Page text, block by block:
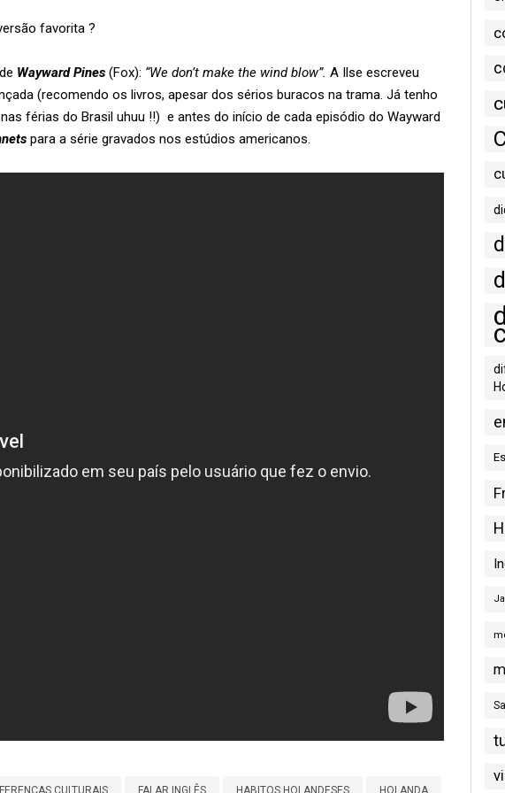
favorita ?
Wayward Pines (Fox): “We don’t make the wind blow”. A Ilse escreveu
(recomendo os livros, apesar dos sérios buracos na trama. Já tenho
férias do Brasil uhuu !!) e antes do início de cada episódio do Wayward
para a série gravados nos estúdios americanos.
CULTURAIS FALAR INGLÊS HABITOS HOLANDESES HOLANDA